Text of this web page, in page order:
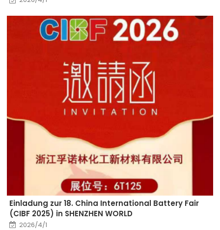
Einladung zur 18. China International Battery Fair
(CIBF 2025) in SHENZHEN WORLD
2026/4/1